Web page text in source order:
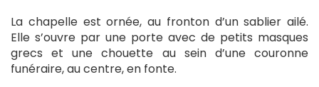
La chapelle est ornée, au fronton d’un sablier ailé.
Elle s’ouvre par une porte avec de petits masques
grecs et une chouette au sein d’une couronne
funéraire, au centre, en fonte.